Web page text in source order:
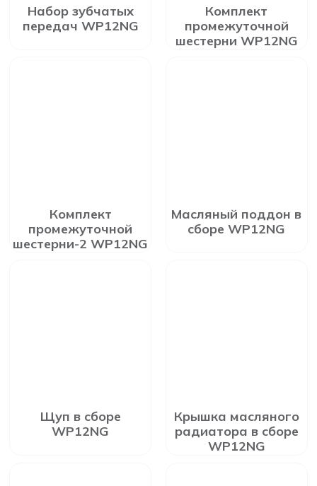
Набор зубчатых
передач WP12NG
Комплект
промежуточной
шестерни WP12NG
Комплект
промежуточной
шестерни-2 WP12NG
Масляный поддон в
сборе WP12NG
Щуп в сборе
WP12NG
Крышка масляного
радиатора в сборе
WP12NG